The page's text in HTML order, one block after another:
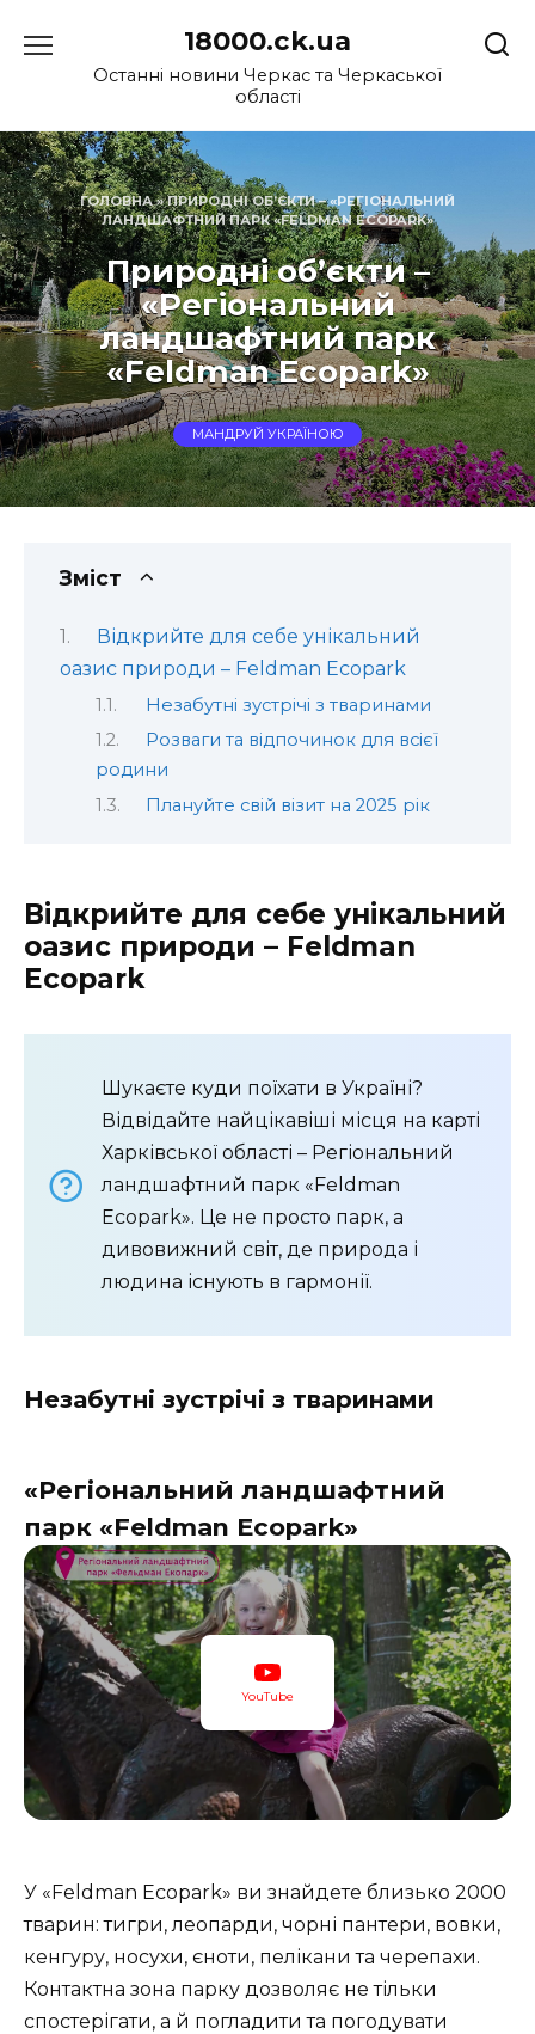
до
18000.ck.ua
Останні новини Черкас та Черкаської
області
ГОЛОВНА»ПРИРОДНІ ОБ’ЄКТИ – «РЕГІОНАЛЬНИЙ
ЛАНДШАФТНИЙ ПАРК «FELDMAN ECOPARK»
Природні об’єкти –
«Регіональний
ландшафтний парк
«Feldman Ecopark»
МАНДРУЙ УКРАЇНОЮ
Зміст
Відкрийте для себе унікальний
оазис природи – Feldman Ecopark
Незабутні зустрічі з тваринами
Розваги та відпочинок для всієї
родини
Плануйте свій візит на 2025 рік
Відкрийте для себе унікальний
оазис природи – Feldman
Ecopark
Шукаєте куди поїхати в Україні?
Відвідайте найцікавіші місця на карті
Харківської області – Регіональний
ландшафтний парк «Feldman
Ecopark». Це не просто парк, а
дивовижний світ, де природа і
людина існують в гармонії.
Незабутні зустрічі з тваринами
«Регіональний ландшафтний
парк «Feldman Ecopark»
YouTube
У «Feldman Ecopark» ви знайдете близько 2000
тварин: тигри, леопарди, чорні пантери, вовки,
кенгуру, носухи, єноти, пелікани та черепахи.
Контактна зона парку дозволяє не тільки
спостерігати, а й погладити та погодувати